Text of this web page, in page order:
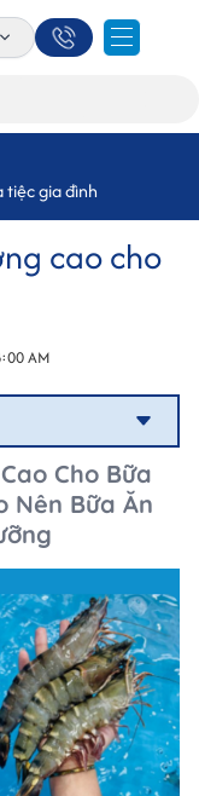
tiệc gia đình
cao cho
AM
Cho Bữa
Nên Bữa Ăn